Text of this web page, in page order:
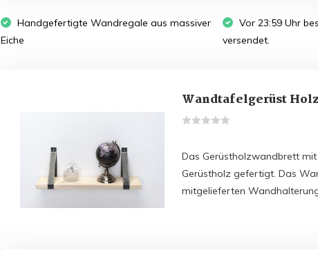
Handgefertigte Wandregale aus massiver
Eiche
Vor 23:59 Uhr
versendet.
Wandtafelgerüst
Das Gerüstholzwandbrett
Gerüstholz gefertigt. Das
mitgelieferten